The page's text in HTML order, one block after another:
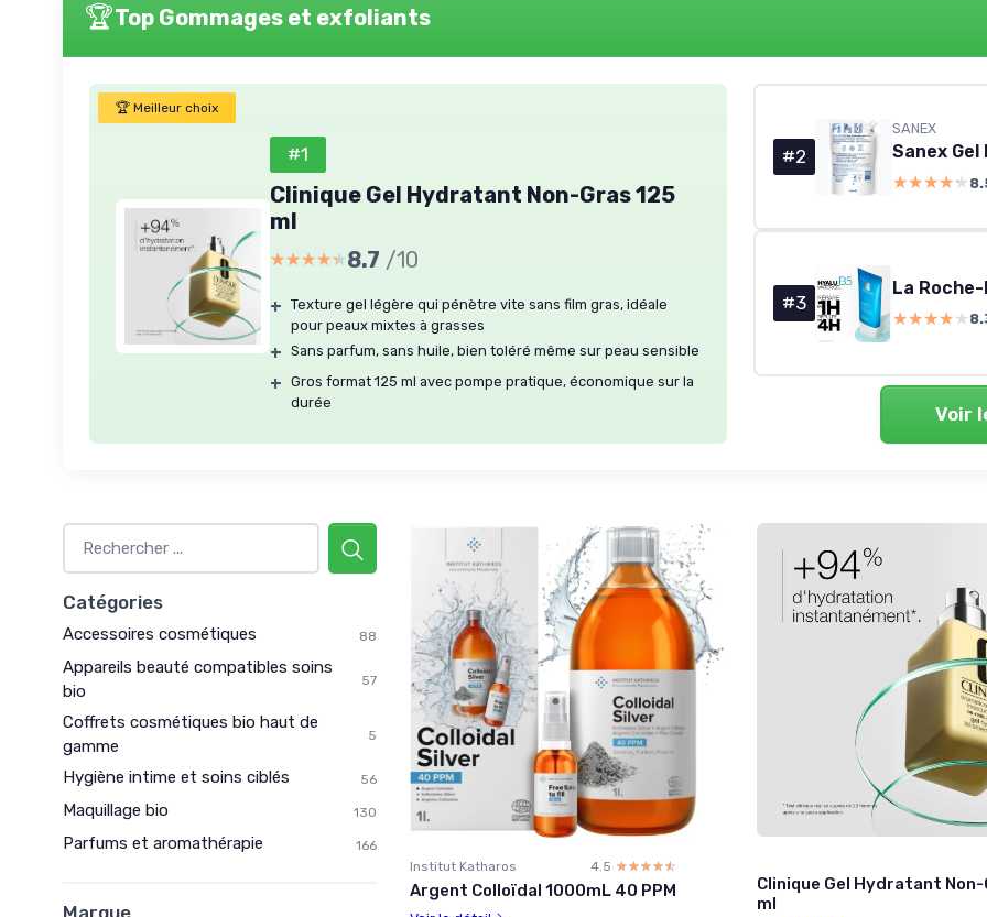
🏆Top Gommages et exfoliants
🏆 Meilleur choix
#1
Clinique Gel Hydratant Non-Gras 125
ml
★★★★★
★★★★★8.7 /10
+ Texture gel légère qui pénètre vite sans film gras, idéale
pour peaux mixtes à grasses
+ Sans parfum, sans huile, bien toléré même sur peau sensible
+ Gros format 125 ml avec pompe pratique, économique sur la
durée
#2
SANEX
★★★★★
★★★★★
#3
La
★★★★★
★★★★★
Voir
Catégories
Accessoires cosmétiques 88
Appareils beauté compatibles soins
bio
57
Coffrets cosmétiques bio haut de
gamme
5
Hygiène intime et soins ciblés 56
Maquillage bio 130
Parfums et aromathérapie 166
Marque
Institut Katharos 4.5 ☆☆☆☆☆
★★★★★
Argent Colloïdal 1000mL 40 PPM
Clinique Gel Hydratant Non-
ml